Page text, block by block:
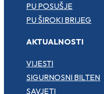
PU POSUŠJE
PU ŠIROKI BRIJEG
AKTUALNOSTI
VIJESTI
SIGURNOSNI BILTEN
SAVJETI